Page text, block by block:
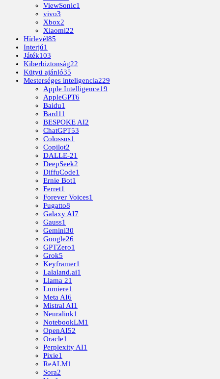
ViewSonic1
vivo3
Xbox2
Xiaomi22
Hírlevél85
Interjú1
Játék103
Kiberbiztonság22
Kütyü ajánló35
Mesterséges inteligencia229
Apple Intelligence19
AppleGPT6
Baidu1
Bard11
BESPOKE AI2
ChatGPT53
Colossus1
Copilot2
DALLE-21
DeepSeek2
DiffuCode1
Ernie Bot1
Ferret1
Forever Voices1
Fugatto8
Galaxy AI7
Gauss1
Gemini30
Google26
GPTZero1
Grok5
Keyframer1
Lalaland.ai1
Llama 21
Lumiere1
Meta AI6
Mistral AI1
Neuralink1
NotebookLM1
OpenAI52
Oracle1
Perplexity AI1
Pixie1
ReALM1
Sora2